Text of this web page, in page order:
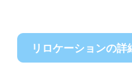
リロケーションの詳